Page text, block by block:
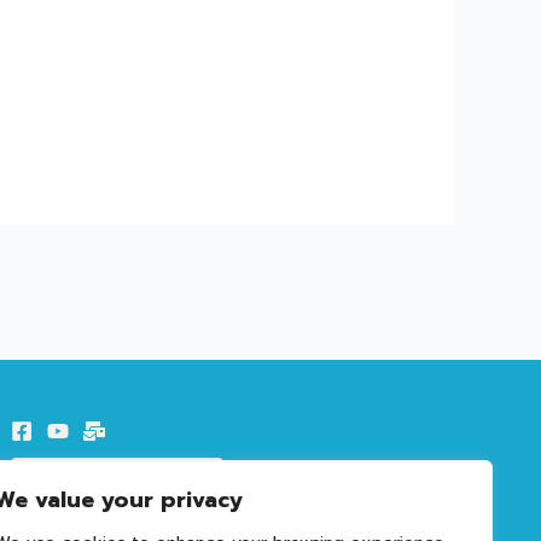
value your privacy
62